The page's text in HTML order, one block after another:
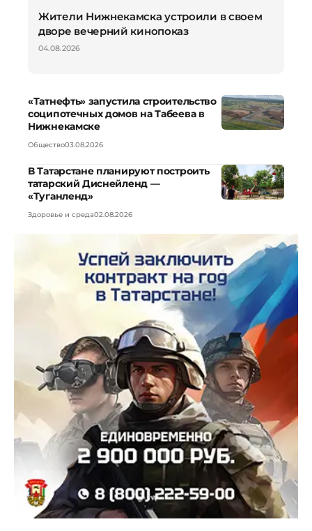
Жители Нижнекамска устроили в своем
дворе вечерний кинопоказ
04.08.2026
«Татнефть» запустила строительство
соципотечных домов на Табеева в
Нижнекамске
Общество03.08.2026
В Татарстане планируют построить
татарский Диснейленд —
«Туганленд»
Здоровье и среда02.08.2026